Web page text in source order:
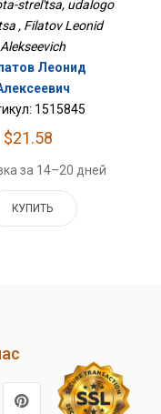
strel'tsa, udalogo
, Filatov Leonid
Alekseevich
Леонид
1515845
$21.58
за 14–20 дней
КУПИТЬ